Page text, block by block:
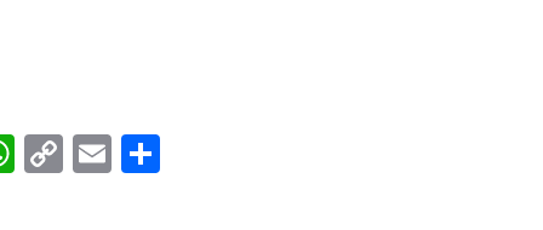
WhatsApp
Copy
Link
Email